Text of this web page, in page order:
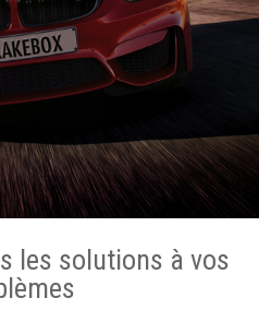
les solutions à vos